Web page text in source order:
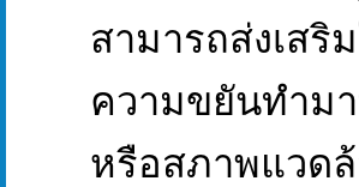
สามารถส่งเสริ
ความขยันทำม
หรือสภาพแวด